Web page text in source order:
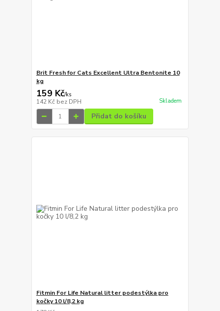
Brit Fresh for Cats Excellent Ultra Bentonite 10
kg
159 Kč/ks
142 Kč bez DPH Skladem
Přidat do košíku
Fitmin For Life Natural litter podestýlka pro
kočky 10 l/8,2 kg